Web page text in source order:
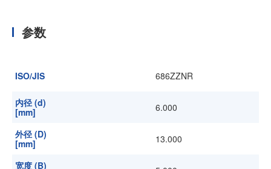
企业信息
加入我们
参数
ISO/JIS 686ZZNR
内径 (d)
[mm]
6.000
外径 (D)
[mm]
13.000
宽度 (B)